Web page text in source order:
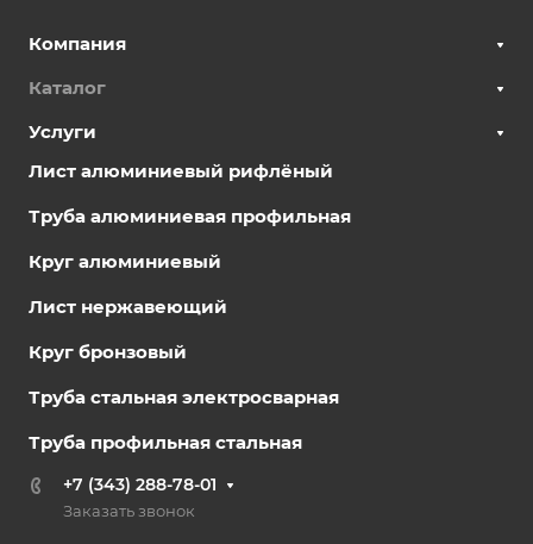
Компания
Каталог
Услуги
Лист алюминиевый рифлёный
Труба алюминиевая профильная
Круг алюминиевый
Лист нержавеющий
Круг бронзовый
Труба стальная электросварная
Труба профильная стальная
+7 (343) 288-78-01
Заказать звонок